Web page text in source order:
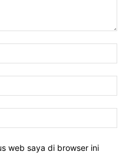
web saya di browser ini